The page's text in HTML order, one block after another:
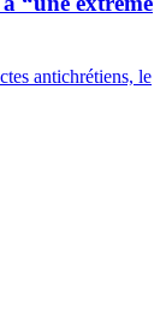
antichrétiens, le